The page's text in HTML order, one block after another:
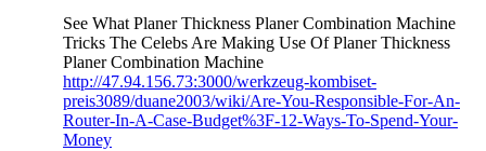
See What Planer Thickness Planer Combination Machine
Tricks The Celebs Are Making Use Of Planer Thickness
Planer Combination Machine
http://47.94.156.73:3000/werkzeug-kombiset-
preis3089/duane2003/wiki/Are-You-Responsible-For-An-
Router-In-A-Case-Budget%3F-12-Ways-To-Spend-Your-
Money